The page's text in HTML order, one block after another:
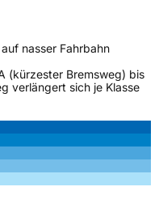
Symbol
nasser Fahrbahn
(kürzester Bremsweg) bis
verlängert sich je Klasse